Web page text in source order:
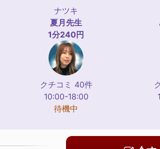
ナツキ
夏月 先生
1分240円
クチコミ 40件
10:00-18:00
待機中